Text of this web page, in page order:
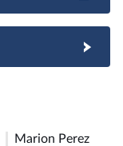
Marion Perez